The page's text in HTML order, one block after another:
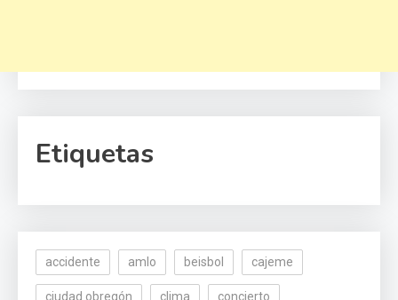
Etiquetas
accidente amlo beisbol cajeme
ciudad obregón clima concierto